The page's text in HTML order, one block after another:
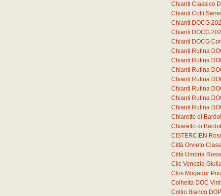
Chianti Classico
Chianti Colli
Chianti DOCG
Chianti DOCG
Chianti DOCG
Chianti Rufina
Chianti Rufina
Chianti Rufina
Chianti Rufina
Chianti Rufina
Chianti Rufina
Chianti Rufina
Chiaretto di
Chiaretto di
CISTERCIEN
Città Orvieto
Città Umbria
Clic Venezia
Clos Mogador
Colheita DOC
Collio Bianco